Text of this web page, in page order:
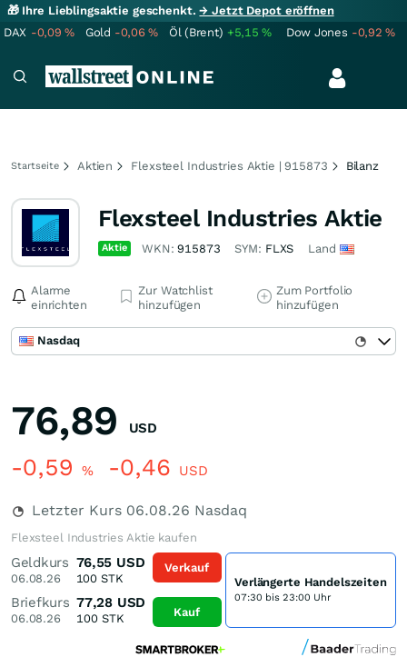
🎁 Ihre Lieblingsaktie geschenkt.→ Jetzt Depot eröffnen
DAX -0,09% Gold -0,06% Öl (Brent) +5,15% Dow Jones -0,92%
Startseite Aktien Flexsteel Industries Aktie | 915873 Bilanz
Flexsteel Industries Aktie
Aktie WKN:915873 SYM: FLXS Land
Alarme
einrichten
Zur Watchlist
hinzufügen
Zum Portfolio
hinzufügen
Nasdaq
76,89 USD
-0,59 % -0,46 USD
Letzter Kurs 06.08.26 Nasdaq
Flexsteel Industries Aktie kaufen
Geldkurs
06.08.26
76,55 USD
100 STK
Briefkurs
06.08.26
77,28 USD
100STK
Verkauf
Kauf
Verlängerte Handelszeiten
07:30 bis 23:00 Uhr